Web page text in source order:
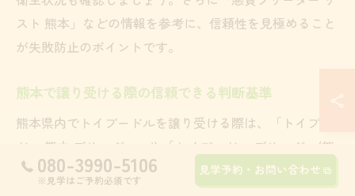
スト 熊本」などの情報を参考に、信頼性を見極めること
が失敗防止のポイントです。
熊本で譲り受ける際の信頼できる判断基準
熊本県内でトイプードルを譲り受ける際は、「トイプー
ドル 熊本 ブリーダー」や「トイプードル ブリーダー(熊
本 菊池)」などの地域情報を活用し、信頼性の高いブリ
080-3990-5106
※見学はご予約必須です
見学予約・お問い合わせ